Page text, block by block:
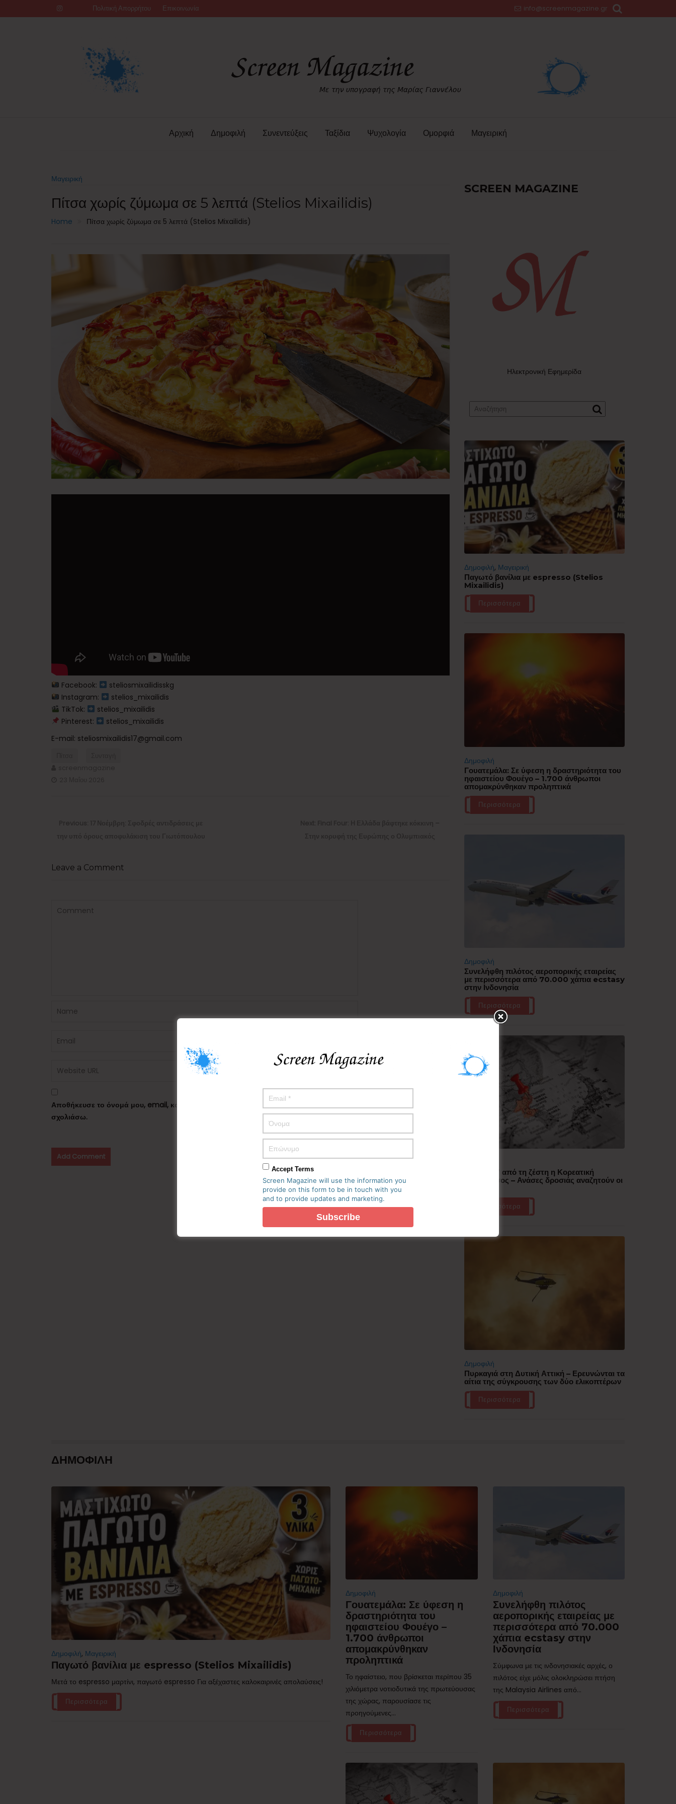
to
Πολιτική Απορρήτου Επικοινωνία info@screenmagazine.gr
Αρχική Δημοφιλή Συνεντεύξεις Ταξίδια Ψυχολογία Ομορφιά Μαγειρική
Μαγειρική
Πίτσα χωρίς ζύμωμα σε 5 λεπτά (Stelios Mixailidis)
Home Πίτσα χωρίς ζύμωμα σε 5 λεπτά (Stelios Mixailidis)
Facebook:
steliosmixailidisskg ​
Instagram:
stelios_mixailidis ​
TikTok:
stelios_mixailidis
Pinterest:
stelios_mixailidis
E-mail: steliosmixailidis17@gmail.com
Leave a Comment
Αποθήκευσε το όνομά μου, email, και τον ιστότοπο μου σε αυτόν τον πλοηγό για την επόμενη φορά που θα
σχολιάσω.
SCREEN MAGAZINE
Ηλεκτρονική Εφημερίδα
Δημοφιλή, Μαγειρική
Παγωτό βανίλια με espresso (Stelios
Mixailidis)
Περισσότερα
Δημοφιλή
Γουατεμάλα: Σε ύφεση η δραστηριότητα του
ηφαιστείου Φουέγο – 1.700 άνθρωποι
απομακρύνθηκαν προληπτικά
Περισσότερα
Δημοφιλή
Συνελήφθη πιλότος αεροπορικής εταιρείας
με περισσότερα από 70.000 χάπια ecstasy
στην Ινδονησία
Περισσότερα
“Έλιωσε” από τη ζέστη η Κορεατική
Χερσόνησος – Ανάσες δροσιάς αναζητούν οι
Περισσότερα
Δημοφιλή
Πυρκαγιά στη Δυτική Αττική – Ερευνώνται τα
αίτια της σύγκρουσης των δύο ελικοπτέρων
Περισσότερα
ΔΗΜΟΦΙΛΗ
Δημοφιλή, Μαγειρική
Παγωτό βανίλια με espresso (Stelios Mixailidis)
Μετά το espresso μαρτίνι, παγωτό espresso Για αξέχαστες καλοκαιρινές απολαύσεις!
Περισσότερα
Δημοφιλή
Γουατεμάλα: Σε ύφεση η
δραστηριότητα του
ηφαιστείου Φουέγο –
1.700 άνθρωποι
απομακρύνθηκαν
προληπτικά
Το ηφαίστειο, που βρίσκεται περίπου 35
χιλιόμετρα νοτιοδυτικά της πρωτεύουσας
της χώρας, παρουσίασε τις
προηγούμενες...
Περισσότερα
Δημοφιλή
Συνελήφθη πιλότος
αεροπορικής εταιρείας με
περισσότερα από 70.000
χάπια ecstasy στην
Ινδονησία
Σύμφωνα με τις ινδονησιακές αρχές, ο
πιλότος είχε μόλις ολοκληρώσει πτήση
της Malaysia Airlines από...
Περισσότερα
Accept Terms
Screen Magazine will use the information you
provide on this form to be in touch with you
and to provide updates and marketing.